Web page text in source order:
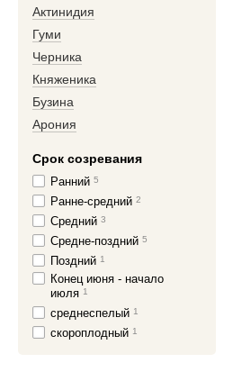
Актинидия
Гуми
Черника
Княженика
Бузина
Арония
Срок созревания
Ранний 5
Ранне-средний 2
Средний 3
Средне-поздний 5
Поздний 1
Кoнец июня - нaчaло
июля 1
среднеспелый 1
скороплодный 1